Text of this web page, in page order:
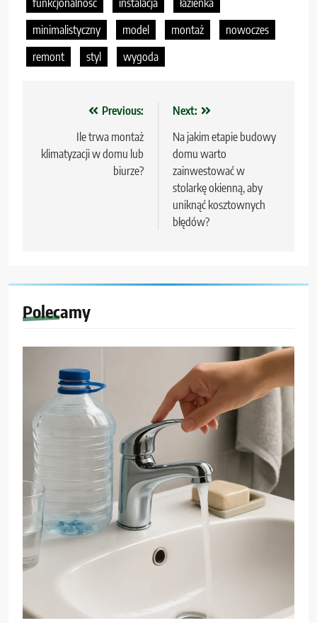
funkcjonalność instalacja
łazienka
minimalistyczny
model montaż
nowoczes
remont
styl wygoda
Nawigacja
wpisu
Previous:
Ile trwa montaż
klimatyzacji w domu lub
biurze?
Next:
Na jakim etapie budowy
domu warto
zainwestować w
stolarkę okienną, aby
uniknąć kosztownych
błędów?
Polecamy